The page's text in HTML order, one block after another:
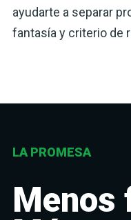
ayudarte a separar
fantasía y criterio de
LA PROMESA
Menos